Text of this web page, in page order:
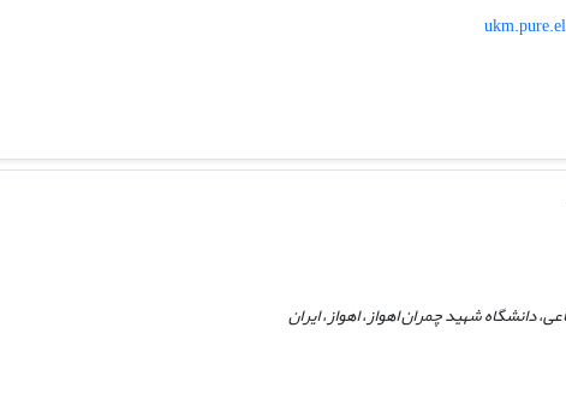
دانشگاه شهید چمران اهواز، اهواز، ایران